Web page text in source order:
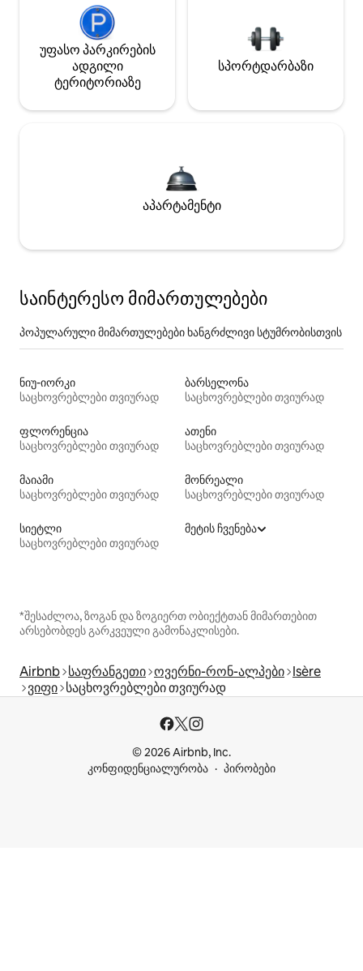
უფასო პარკირების
ადგილი
ტერიტორიაზე
სპორტდარბაზი
აპარტამენტი
საინტერესო მიმართულებები
პოპულარული მიმართულებები ხანგრძლივი სტუმრობისთვის
ნიუ-იორკი
საცხოვრებლები თვიურად
ბარსელონა
საცხოვრებლები თვიურად
ფლორენცია
საცხოვრებლები თვიურად
ათენი
საცხოვრებლები თვიურად
მაიამი
საცხოვრებლები თვიურად
მონრეალი
საცხოვრებლები თვიურად
სიეტლი
საცხოვრებლები თვიურად
მეტის ჩვენება
*შესაძლოა, ზოგან და ზოგიერთ ობიექტთან მიმართებით
არსებობდეს გარკვეული გამონაკლისები.
Airbnb საფრანგეთი ოვერნი-რონ-ალპები Isère
ვიფი საცხოვრებლები თვიურად
© 2026 Airbnb, Inc.
კონფიდენციალურობა
პირობები